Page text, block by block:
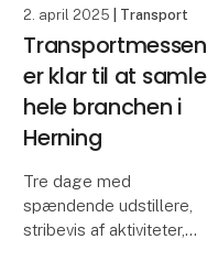
2. april 2025 | Transport
Transportmessen
er klar til at samle
hele branchen i
Herning
Tre dage med
spændende udstillere,
stribevis af aktiviteter,